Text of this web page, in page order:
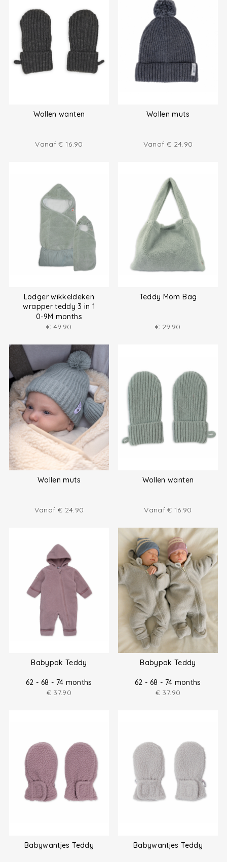
Wollen wanten
Vanaf€ 16.90
Wollen muts
Vanaf € 24.90
Lodger wikkeldeken
wrapper teddy 3 in 1
0-9M months
€ 49.90
Teddy Mom Bag
€ 29.90
Wollen muts
Vanaf € 24.90
Wollen wanten
Vanaf€ 16.90
Babypak Teddy
62 - 68 - 74 months
€ 37.90
Babypak Teddy
62 - 68 - 74 months
€ 37.90
Babywantjes Teddy Babywantjes Teddy